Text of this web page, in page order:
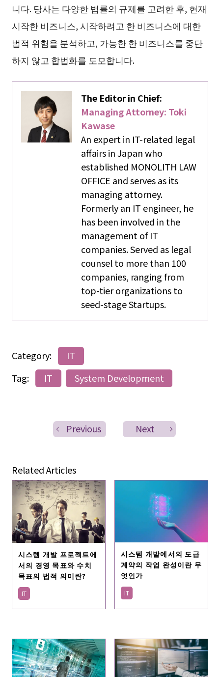
니다. 당사는 다양한 법률의 규제를 고려한 후, 현재
시작한 비즈니스, 시작하려고 한 비즈니스에 대한
법적 위험을 분석하고, 가능한 한 비즈니스를 중단
하지 않고 합법화를 도모합니다.
The Editor in Chief:
Managing Attorney: Toki
Kawase
An expert in IT-related legal
affairs in Japan who
established MONOLITH LAW
OFFICE and serves as its
managing attorney.
Formerly an IT engineer, he
has been involved in the
management of IT
companies. Served as legal
counsel to more than 100
companies, ranging from
top-tier organizations to
seed-stage Startups.
Category:
IT
Tag:
IT System Development
Previous Next
Related Articles
시스템 개발 프로젝트에
서의 경영 목표와 수치
목표의 법적 의미란?
IT
시스템 개발에서의 도급
계약의 작업 완성이란 무
엇인가
IT